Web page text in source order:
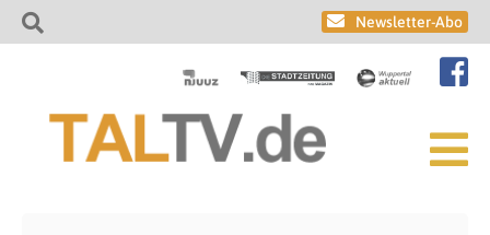
Newsletter-Abo